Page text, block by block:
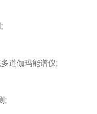
道伽玛能谱仪;
;